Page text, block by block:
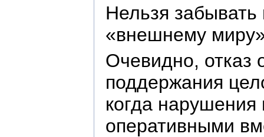
Нельзя забывать
«внешнему
Очевидно, отказ
поддержания
когда
оперативными